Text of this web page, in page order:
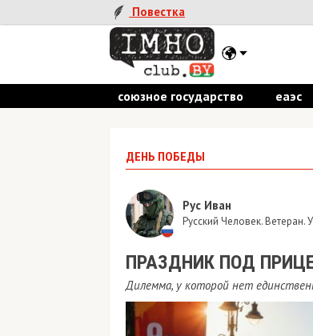
Повестка
союзное государство еаэс
ДЕНЬ ПОБЕДЫ
Рус Иван
Русский Человек.
ПРАЗДНИК ПОД
Дилемма, у которой нет